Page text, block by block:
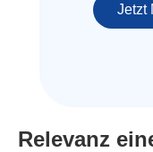
Jetzt
Relevanz